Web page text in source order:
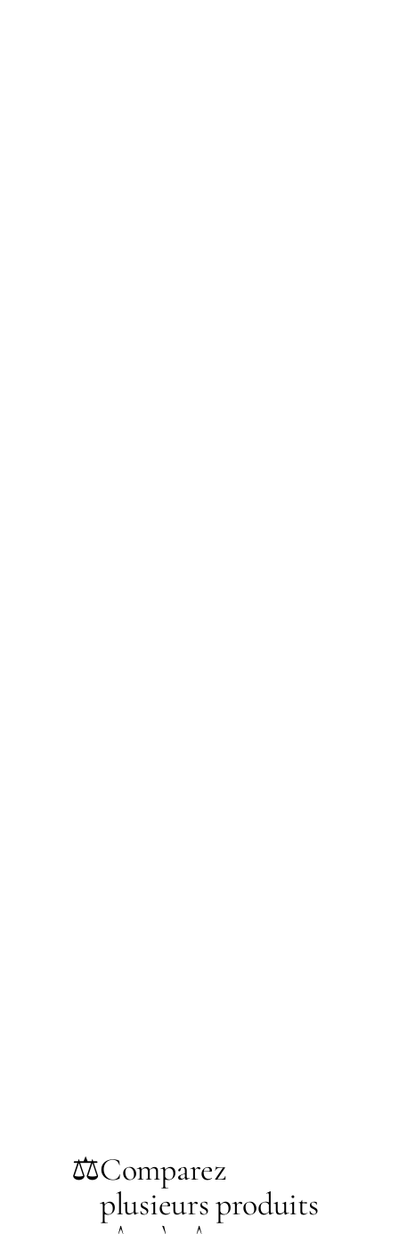
⚖️Comparez
plusieurs produits